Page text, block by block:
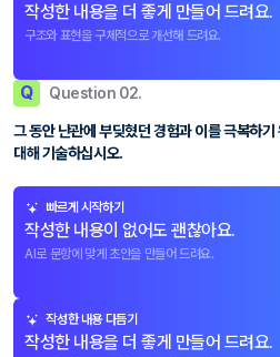
작성한 내용을 더 좋게 만들어 드려요.
구조와 표현을 구체적으로 개선해 드려요.
Q Question 02.
그 동안 난관에 부딪혔던 경험과 이를 극복하기
대해 기술하십시오.
빠르게 시작하기
작성한 내용이 없어도 괜찮아요.
AI로 문항에 맞게 초안을 만들어 드려요.
작성한 내용 다듬기
작성한 내용을 더 좋게 만들어 드려요.